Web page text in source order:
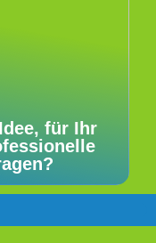
für Ihr